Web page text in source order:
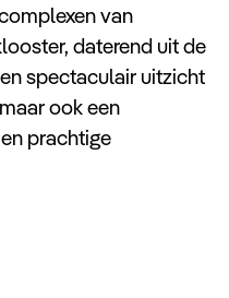
van
daterend uit de
spectaculair uitzicht
ook een
prachtige